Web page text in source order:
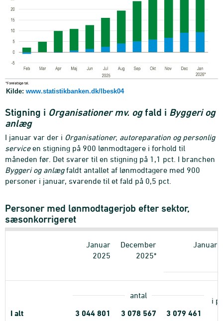
Kilde: www.statistikbanken.dk/lbesk04
Stigning i Organisationer mv. ogfald i Byggeri og
anlæg
I januar var der i Organisationer, autoreparation og personlig
serviceen stigning på 900 lønmodtagere i forhold til
måneden før. Det svarer til en stigning på 1,1 pct. I branchen
Byggeri og anlægfaldt antallet af lønmodtagere med 900
personer i januar, svarende til et fald på 0,5 pct.
Personer med lønmodtagerjob efter sektor,
sæsonkorrigeret
Januar
2025
December
2025*
Januar
antal
i
I alt 3 044 801 3 078 567 3 079 461